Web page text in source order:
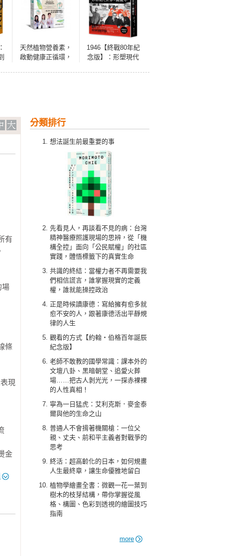
天然植物營養素，
啟動健康正循環，
發炎、防老抗癌，
改善三高、遠離失
智
1946【終戰80年紀
念版】：形塑現代
分類排行
想法誕生前最重要的事
先看見人，再談看不見的病：台灣
精神醫療照護現場的思辨，從「機
構全控」面向「公民賦權」的社區
實踐，體悟標籤下的真實生命
共識的終結：當權力者不再需要我
們相信謊言，誰掌握現實的定義
權，誰就能操控政治
正是時候讀康德：寫給擁有愈多就
愈不安的人，跟著康德活出平靜規
律的人生
觀看的方式【約翰‧伯格百年誕辰
紀念版】
老師不敢教的國學常識：課本外的
文壇八卦、黑暗朝堂、追愛火葬
場……把古人剝光光，一探赤裸裸
的人性真相！
寧為一日猛虎：艾利克斯．麥金泰
爾與他的生命之山
普通人不會揹著機關槍：一位父
親、丈夫、前和平主義者對戰爭的
思考
終活：超高齡化的日本，如何規畫
人生最終章，讓生命優雅地留白
植物學繪畫全書：微觀一花一葉到
樹木的枝芽結構，帶你掌握從風
格、構圖、色彩到透視的繪圖技巧
指南
more
有
場
條
現
金